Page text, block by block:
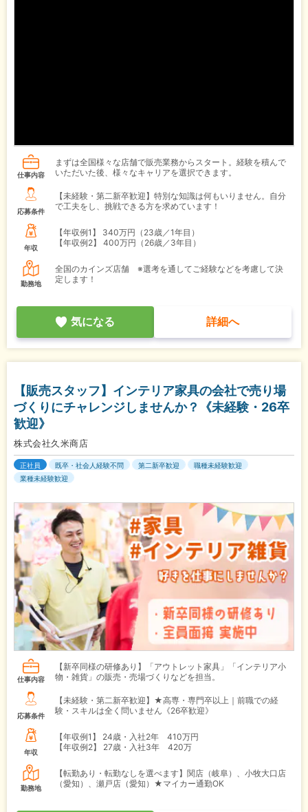
仕事内容
まずは全国様々な店舗で販売業務からスタート。経験を積んで
いただいた後、様々なキャリアを選択できます。
応募条件
【未経験・第二新卒歓迎】特別な知識は何もいりません。自分
で工夫をし、挑戦できる方を求めています！
年収
【年収例1】
340万円（23歳／1年目）
【年収例2】
400万円（26歳／3年目）
勤務地
全国のカインズ店舗 ※選考を通してご経験などを考慮して決
定します！
気になる 詳細へ
【販売スタッフ】インテリア家具の会社で売り場
づくりにチャレンジしませんか？《未経験・26卒
歓迎》
株式会社久米商店
正社員 既卒・社会人経験不問 第二新卒歓迎
職種未経験歓迎
業種未経験歓迎
仕事内容
【新卒同様の研修あり】「アウトレット家具」「インテリア小
物・雑貨」の販売・売場づくりなどを担当。
応募条件
【未経験・第二新卒歓迎】★高専・専門卒以上｜前職での経
験・スキルは全く問いません《26卒歓迎》
年収
【年収例1】
24歳・入社2年 410万円
【年収例2】
27歳・入社3年 420万
勤務地
【転勤あり・転勤なしを選べます】関店（岐阜）、小牧大口店
（愛知）、瀬戸店（愛知）★マイカー通勤OK